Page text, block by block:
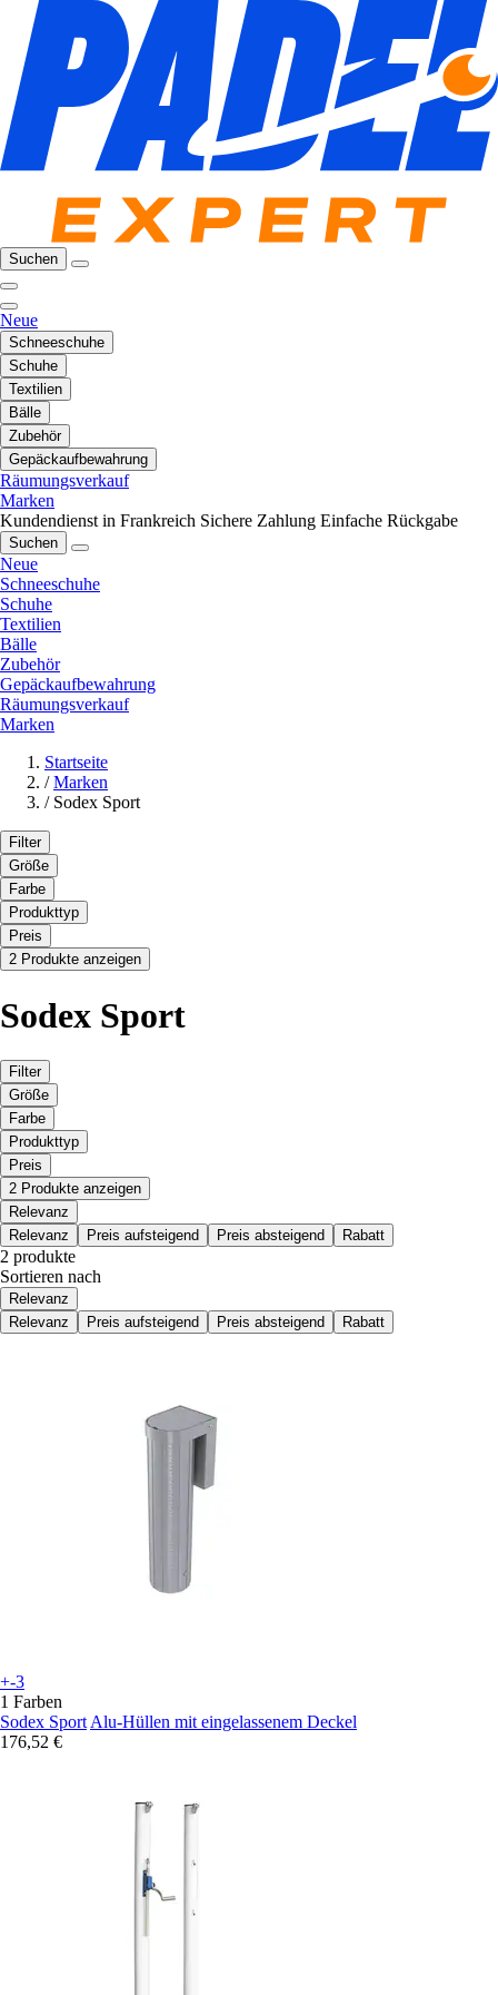
Suchen
Neue
Schneeschuhe
Schuhe
Textilien
Bälle
Zubehör
Gepäckaufbewahrung
Räumungsverkauf
Marken
Kundendienst in Frankreich Sichere Zahlung Einfache Rückgabe
Suchen
Neue
Schneeschuhe
Schuhe
Textilien
Bälle
Zubehör
Gepäckaufbewahrung
Räumungsverkauf
Marken
Startseite
/ Marken
/ Sodex Sport
Filter
Größe
Farbe
Produkttyp
Preis
2 Produkte anzeigen
Sodex Sport
Filter
Größe
Farbe
Produkttyp
Preis
2 Produkte anzeigen
Relevanz
Relevanz
Preis aufsteigend Preis absteigend Rabatt
2 produkte
Sortieren nach
Relevanz
Relevanz
Preis aufsteigend Preis absteigend Rabatt
+-3
1 Farben
Sodex Sport Alu-Hüllen mit eingelassenem Deckel
176,52 €